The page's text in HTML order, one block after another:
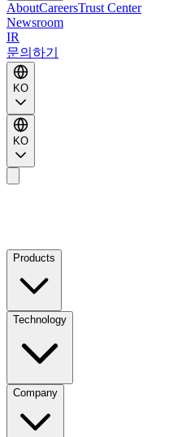
AboutCareersTrust Center
Newsroom
IR
문의하기
KO
KO
Products
Technology
Company